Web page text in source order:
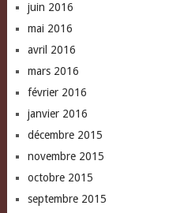
juin 2016
mai 2016
avril 2016
mars 2016
février 2016
janvier 2016
décembre 2015
novembre 2015
octobre 2015
septembre 2015